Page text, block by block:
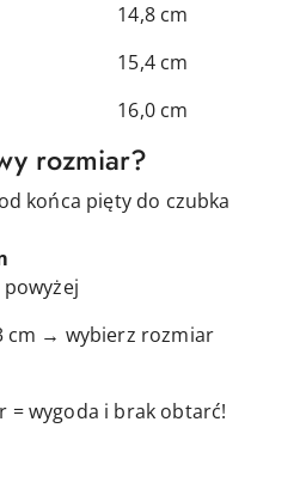
cm
cm
cm
rozmiar?
końca pięty do czubka
cm → wybierz rozmiar
wygoda i brak obtarć!